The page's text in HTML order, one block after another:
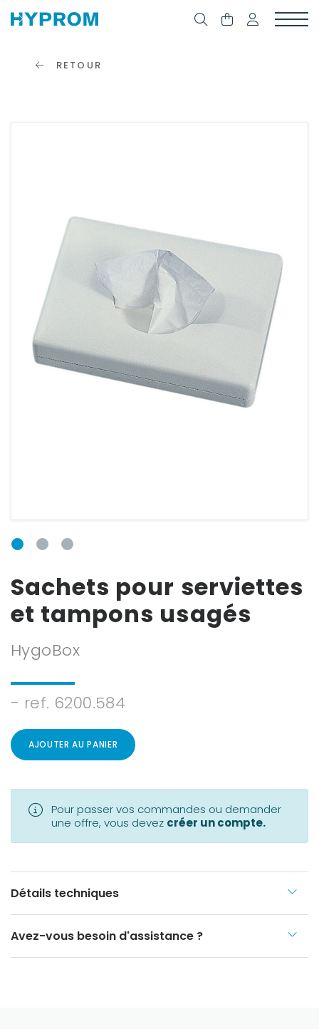
RETOUR
Sachets pour serviettes
et tampons usagés
HygoBox
- ref. 6200.584
AJOUTER AU PANIER
CONNECTER
Mot de passe
Pour passer vos commandes ou demander
une offre, vous devez créer un compte.
Détails techniques
Avez-vous besoin d'assistance ?